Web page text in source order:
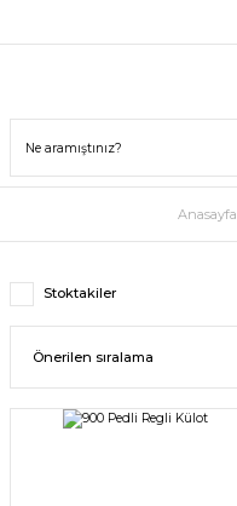
Anasayfa
Stoktakiler